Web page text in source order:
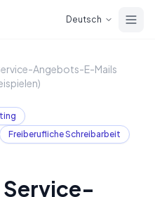
Deutsch
Angebots-E-Mails
Freiberufliche Schreibarbeit
Service-